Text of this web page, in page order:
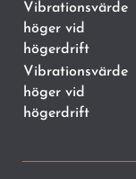
Vibrationsvärde
höger vid
högerdrift
Vibrationsvärde
höger vid
högerdrift